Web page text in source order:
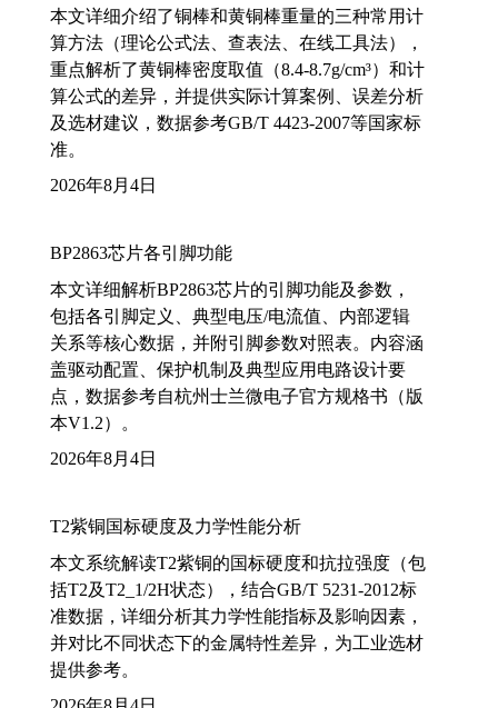
本文详细介绍了铜棒和黄铜棒重量的三种常用计
算方法（理论公式法、查表法、在线工具法），
重点解析了黄铜棒密度取值（8.4-8.7g/cm³）和计
算公式的差异，并提供实际计算案例、误差分析
及选材建议，数据参考GB/T 4423-2007等国家标
准。
2026年8月4日
BP2863芯片各引脚功能
本文详细解析BP2863芯片的引脚功能及参数，
包括各引脚定义、典型电压/电流值、内部逻辑
关系等核心数据，并附引脚参数对照表。内容涵
盖驱动配置、保护机制及典型应用电路设计要
点，数据参考自杭州士兰微电子官方规格书（版
本V1.2）。
2026年8月4日
T2紫铜国标硬度及力学性能分析
本文系统解读T2紫铜的国标硬度和抗拉强度（包
括T2及T2_1/2H状态），结合GB/T 5231-2012标
准数据，详细分析其力学性能指标及影响因素，
并对比不同状态下的金属特性差异，为工业选材
提供参考。